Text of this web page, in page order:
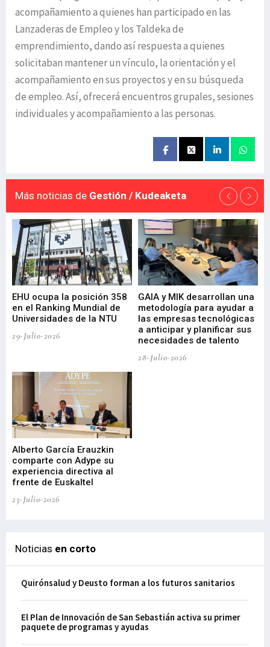
acompañamiento a quienes han participado en las
Lanzaderas de Empleo y los Taldeka de
emprendimiento, dando así respuesta a quienes
solicitaban mantener un vínculo, la orientación y el
acompañamiento en sus proyectos y en su búsqueda
de empleo. Así, ofrecerá encuentros grupales, sesiones
individuales y acompañamiento a las personas.
Más noticias de Gestión / Kudeaketa
EHU ocupa la posición 358
en el Ranking Mundial de
Universidades de la NTU
29-Julio-2026
GAIA y MIK desarrollan una
metodología para ayudar a
las empresas tecnológicas
a anticipar y planificar sus
necesidades de talento
28-Julio-2026
Alberto García Erauzkin
comparte con Adype su
experiencia directiva al
frente de Euskaltel
23-Julio-2026
Noticias en corto
Quirónsalud y Deusto forman a los futuros sanitarios
El Plan de Innovación de San Sebastián activa su primer
paquete de programas y ayudas